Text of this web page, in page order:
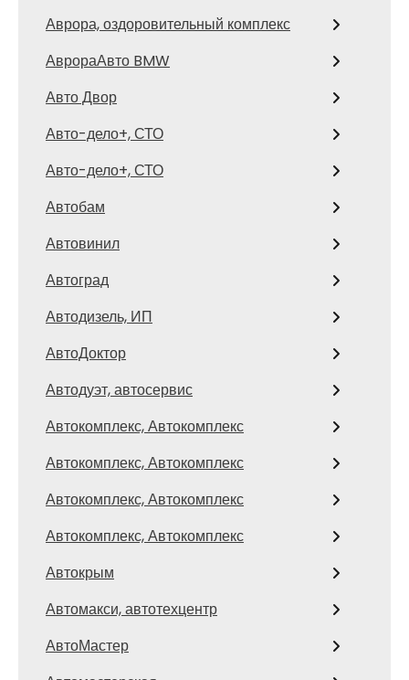
Аврора, оздоровительный комплекс
АврораАвто BMW
Авто Двор
Авто-дело+, СТО
Авто-дело+, СТО
Автобам
Автовинил
Автоград
Автодизель, ИП
АвтоДоктор
Автодуэт, автосервис
Автокомплекс, Автокомплекс
Автокомплекс, Автокомплекс
Автокомплекс, Автокомплекс
Автокомплекс, Автокомплекс
Автокрым
Автомакси, автотехцентр
АвтоМастер